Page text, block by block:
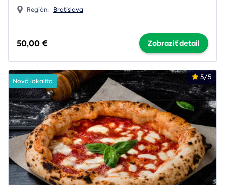
Región: Bratislava
50,00 € Zobraziť detail
5/5
Nová lokalita